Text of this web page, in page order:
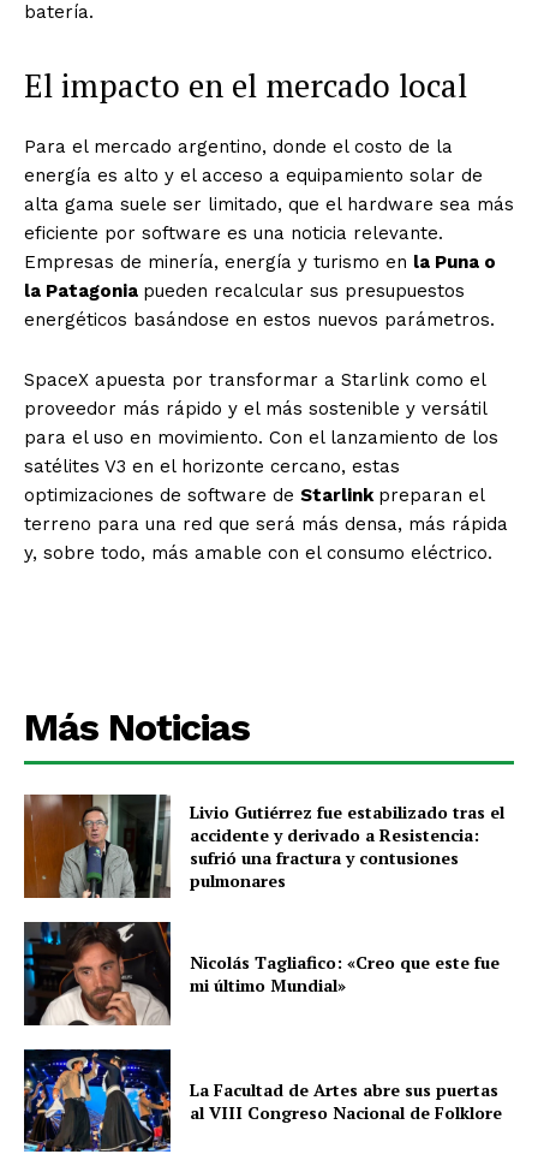
batería.
El impacto en el mercado local
Para el mercado argentino, donde el costo de la
energía es alto y el acceso a equipamiento solar de
alta gama suele ser limitado, que el hardware sea más
eficiente por software es una noticia relevante.
Empresas de minería, energía y turismo en la Puna o
la Patagonia pueden recalcular sus presupuestos
energéticos basándose en estos nuevos parámetros.
SpaceX apuesta por transformar a Starlink como el
proveedor más rápido y el más sostenible y versátil
para el uso en movimiento. Con el lanzamiento de los
satélites V3 en el horizonte cercano, estas
optimizaciones de software de Starlink preparan el
terreno para una red que será más densa, más rápida
y, sobre todo, más amable con el consumo eléctrico.
Más Noticias
Livio Gutiérrez fue estabilizado tras el
accidente y derivado a Resistencia:
sufrió una fractura y contusiones
pulmonares
Nicolás Tagliafico: «Creo que este fue
mi último Mundial»
La Facultad de Artes abre sus puertas
al VIII Congreso Nacional de Folklore